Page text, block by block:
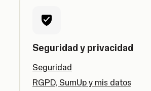
Seguridad y privacidad
Seguridad
RGPD, SumUp y mis datos